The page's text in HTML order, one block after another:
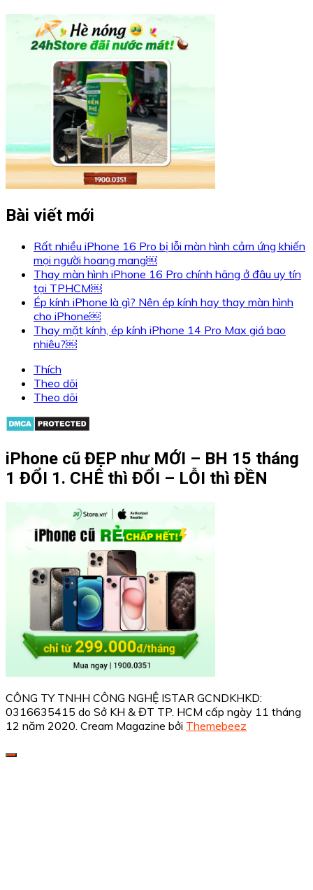
Bài viết mới
Rất nhiều iPhone 16 Pro bị lỗi màn hình cảm ứng khiến
mọi người hoang mang￼
Thay màn hình iPhone 16 Pro chính hãng ở đâu uy tín
tại TPHCM￼
Ép kính iPhone là gì? Nên ép kính hay thay màn hình
cho iPhone￼
Thay mặt kính, ép kính iPhone 14 Pro Max giá bao
nhiêu?￼
Thích
Theo dõi
Theo dõi
iPhone cũ ĐẸP như MỚI – BH 15 tháng
1 ĐỔI 1. CHÊ thì ĐỔI – LỖI thì ĐỀN
CÔNG TY TNHH CÔNG NGHỆ ISTAR GCNDKHKD:
0316635415 do Sở KH & ĐT TP. HCM cấp ngày 11 tháng
12 năm 2020. Cream Magazine bởi Themebeez